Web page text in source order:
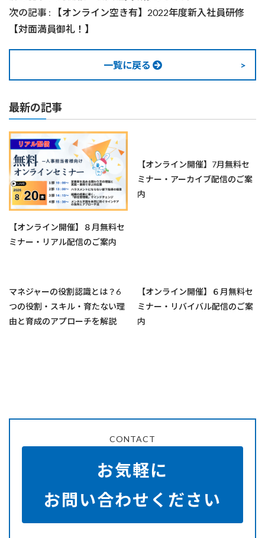
次の記事 :
【オンライン空き有】2022年度新入社員研修
【対面満員御礼！】
一覧に戻る
最新の記事
【オンライン開催】８月無料セ
ミナー・リアル配信のご案内
【オンライン開催】7月無料セ
ミナー・アーカイブ配信のご案
内
マネジャーの役割認識とは？6
つの役割・スキル・育たない理
由と育成のアプローチを解説
【オンライン開催】６月無料セ
ミナー・リバイバル配信のご案
内
CONTACT
お気軽に
お問い合わせください